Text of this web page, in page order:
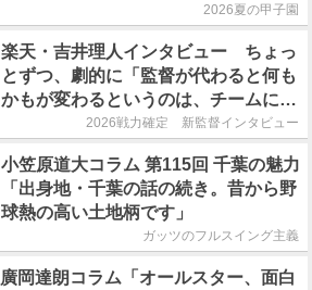
2026夏の甲子園
楽天・吉井理人インタビュー ちょっ
とずつ、劇的に「監督が代わると何も
かもが変わるというのは、チームにと
って良くないことなんです」
2026戦力確定 新監督インタビュー
小笠原道大コラム 第115回 千葉の魅力
「出身地・千葉の話の続き。昔から野
球熱の高い土地柄です」
ガッツのフルスイング主義
廣岡達朗コラム「オールスター、面白